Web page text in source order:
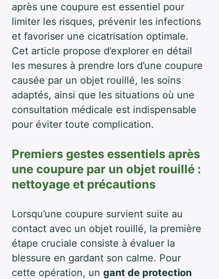
après une coupure est essentiel pour
limiter les risques, prévenir les infections
et favoriser une cicatrisation optimale.
Cet article propose d’explorer en détail
les mesures à prendre lors d’une coupure
causée par un objet rouillé, les soins
adaptés, ainsi que les situations où une
consultation médicale est indispensable
pour éviter toute complication.
Premiers gestes essentiels après
une coupure par un objet rouillé :
nettoyage et précautions
Lorsqu’une coupure survient suite au
contact avec un objet rouillé, la première
étape cruciale consiste à évaluer la
blessure en gardant son calme. Pour
cette opération, un gant de protection